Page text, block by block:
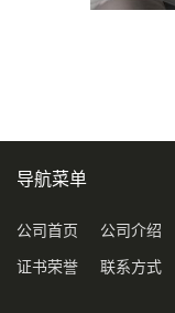
导航菜单
公司首页 公司介绍
证书荣誉 联系方式